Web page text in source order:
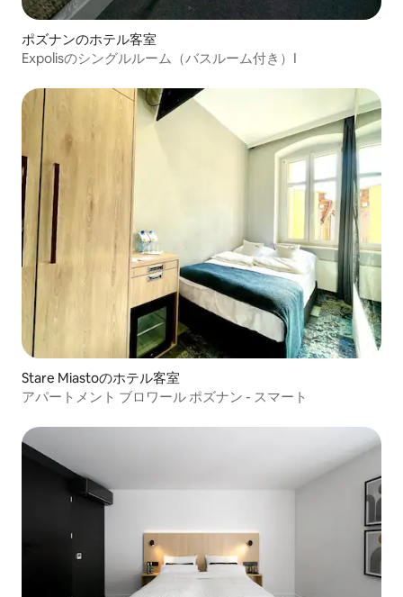
ポズナンのホテル客室
Expolisのシングルルーム（バスルーム付き）I
Stare Miastoのホテル客室
アパートメント ブロワール ポズナン - スマート